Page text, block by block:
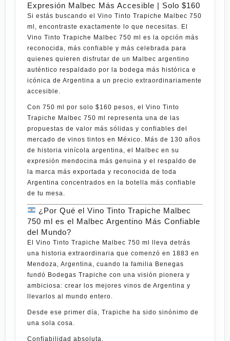
Expresión Malbec Más Accesible | Solo $160
Si estás buscando el Vino Tinto Trapiche Malbec 750
ml
, encontraste exactamente lo que necesitas. El
Vino Tinto Trapiche Malbec 750 ml es la opción más
reconocida, más confiable y más celebrada para
quienes quieren disfrutar de un Malbec argentino
auténtico respaldado por la bodega más histórica e
icónica de Argentina a un precio extraordinariamente
accesible.
Con 750 ml por solo $160 pesos , el Vino Tinto
Trapiche Malbec 750 ml representa una de las
propuestas de valor más sólidas y confiables del
mercado de vinos tintos en México. Más de 130 años
de historia vinícola argentina, el Malbec en su
expresión mendocina más genuina y el respaldo de
la marca más exportada y reconocida de toda
Argentina concentrados en la botella más confiable
de tu mesa.
¿Por Qué el Vino Tinto Trapiche Malbec
750 ml es el Malbec Argentino Más Confiable
del Mundo?
El Vino Tinto Trapiche Malbec 750 ml lleva detrás
una historia extraordinaria que comenzó en 1883 en
Mendoza, Argentina, cuando la familia Benegas
fundó Bodegas Trapiche con una visión pionera y
ambiciosa: crear los mejores vinos de Argentina y
llevarlos al mundo entero.
Desde ese primer día, Trapiche ha sido sinónimo de
una sola cosa.
Confiabilidad absoluta.